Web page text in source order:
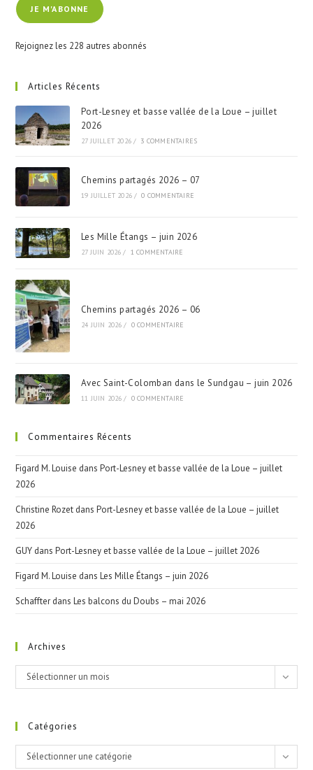
mailJE M'ABONNE
Rejoignez les 228 autres abonnés
Articles Récents
Port-Lesney et basse vallée de la Loue – juillet
2026
27 JUILLET 2026 / 3 COMMENTAIRES
Chemins partagés 2026 – 07
19 JUILLET 2026 / 0 COMMENTAIRE
Les Mille Étangs – juin 2026
27 JUIN 2026 / 1 COMMENTAIRE
Chemins partagés 2026 – 06
24 JUIN 2026 / 0 COMMENTAIRE
Avec Saint-Colomban dans le Sundgau – juin 2026
11 JUIN 2026 / 0 COMMENTAIRE
Commentaires Récents
Figard M. Louise dansPort-Lesney et basse vallée de la Loue – juillet
2026
Christine Rozet dansPort-Lesney et basse vallée de la Loue – juillet
2026
GUY dansPort-Lesney et basse vallée de la Loue – juillet 2026
Figard M. Louise dansLes Mille Étangs – juin 2026
Schaffter dansLes balcons du Doubs – mai 2026
Archives
Archives
Sélectionner un mois
Catégories
Catégories
Sélectionner une catégorie